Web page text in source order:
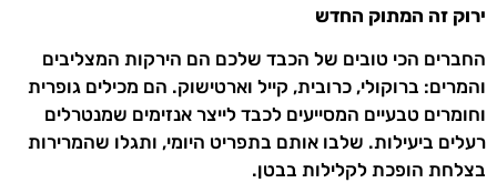
ירוק זה המתוק החדש
החברים הכי טובים של הכבד שלכם הם הירקות המצליבים
והמרים: ברוקולי, כרובית, קייל וארטישוק. הם מכילים גופרית
וחומרים טבעיים המסייעים לכבד לייצר אנזימים שמנטרלים
רעלים ביעילות. שלבו אותם בתפריט היומי, ותגלו שהמרירות
בצלחת הופכת לקלילות בבטן.